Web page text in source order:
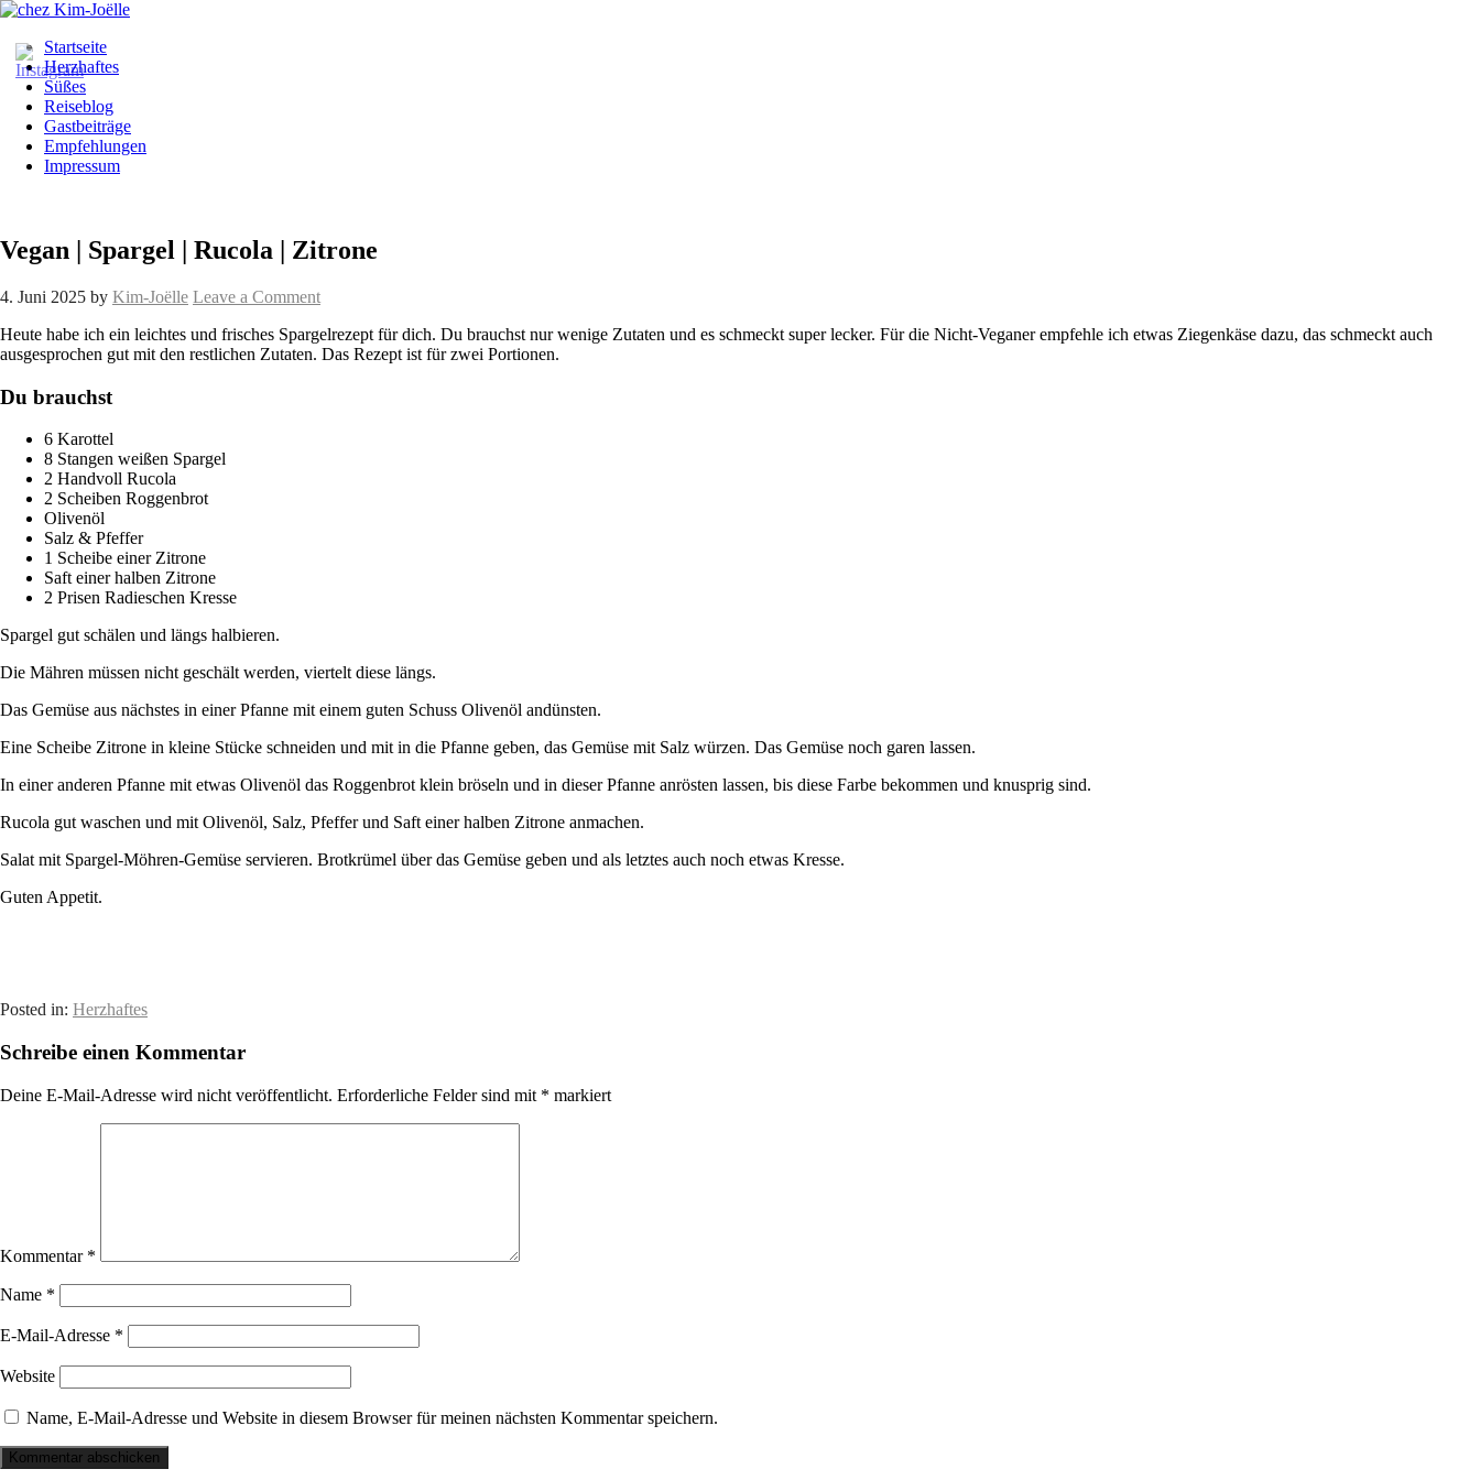
Startseite
Herzhaftes
Süßes
Reiseblog
Gastbeiträge
Empfehlungen
Impressum
Vegan | Spargel | Rucola | Zitrone
4. Juni 2025 by Kim-Joëlle Leave a Comment
Heute habe ich ein leichtes und frisches Spargelrezept für dich. Du brauchst nur wenige Zutaten und es schmeckt super lecker. Für die Nicht-Veganer empfehle ich etwas Ziegenkäse dazu, das schmeckt auch
ausgesprochen gut mit den restlichen Zutaten. Das Rezept ist für zwei Portionen.
Du brauchst
6 Karottel
8 Stangen weißen Spargel
2 Handvoll Rucola
2 Scheiben Roggenbrot
Olivenöl
Salz & Pfeffer
1 Scheibe einer Zitrone
Saft einer halben Zitrone
2 Prisen Radieschen Kresse
Spargel gut schälen und längs halbieren.
Die Mähren müssen nicht geschält werden, viertelt diese längs.
Das Gemüse aus nächstes in einer Pfanne mit einem guten Schuss Olivenöl andünsten.
Eine Scheibe Zitrone in kleine Stücke schneiden und mit in die Pfanne geben, das Gemüse mit Salz würzen. Das Gemüse noch garen lassen.
In einer anderen Pfanne mit etwas Olivenöl das Roggenbrot klein bröseln und in dieser Pfanne anrösten lassen, bis diese Farbe bekommen und knusprig sind.
Rucola gut waschen und mit Olivenöl, Salz, Pfeffer und Saft einer halben Zitrone anmachen.
Salat mit Spargel-Möhren-Gemüse servieren. Brotkrümel über das Gemüse geben und als letztes auch noch etwas Kresse.
Guten Appetit.
Posted in: Herzhaftes
Schreibe einen Kommentar
Deine E-Mail-Adresse wird nicht veröffentlicht. Erforderliche Felder sind mit * markiert
Kommentar *
Name *
E-Mail-Adresse *
Website
Name, E-Mail-Adresse und Website in diesem Browser für meinen nächsten Kommentar speichern.